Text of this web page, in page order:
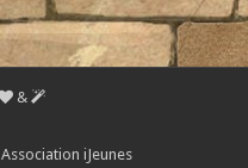
&
Association iJeunes